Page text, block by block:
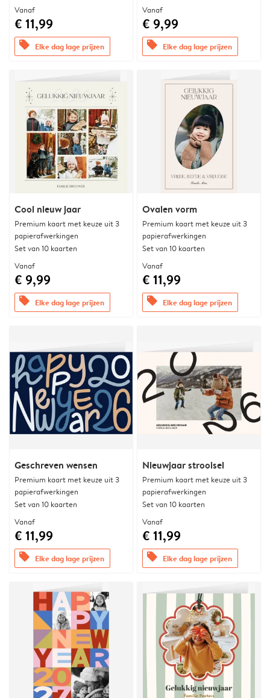
Vanaf
€ 11,99
offers Elke dag lage prijzen
Vanaf
€ 9,99
offers Elke dag lage prijzen
Cool nieuw jaar
Premium kaart met keuze uit 3
papierafwerkingen
Set van 10 kaarten
Vanaf
€ 9,99
offers Elke dag lage prijzen
Ovalen vorm
Premium kaart met keuze uit 3
papierafwerkingen
Set van 10 kaarten
Vanaf
€ 11,99
offers Elke dag lage prijzen
Geschreven wensen
Premium kaart met keuze uit 3
papierafwerkingen
Set van 10 kaarten
Vanaf
€ 11,99
offers Elke dag lage prijzen
Nieuwjaar strooisel
Premium kaart met keuze uit 3
papierafwerkingen
Set van 10 kaarten
Vanaf
€ 11,99
offers Elke dag lage prijzen